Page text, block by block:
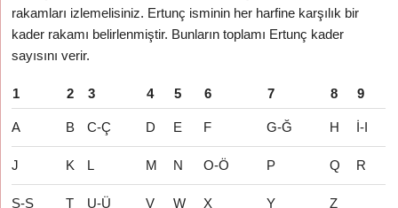
rakamları izlemelisiniz. Ertunç isminin her harfine karşılık bir
kader rakamı belirlenmiştir. Bunların toplamı Ertunç kader
sayısını verir.
1 2 3 4 5 6 7 8 9
A B C-Ç D E F G-Ğ H İ-I
J K L M N O-Ö P Q R
S-Ş T U-Ü V W X Y Z